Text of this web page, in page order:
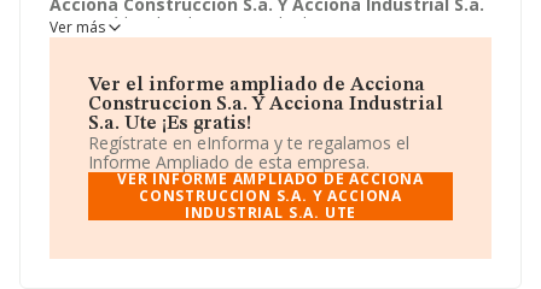
Uteestá localizada en Avenida de Europa, 18. Su
actividad CNAE se ubica dentro de 9499 - Otras
S.a. Y Acciona Industrial S.a. Utetiene un modelo de
sociedad Unión temporal de empresas. Obtenga más
información haciendo clic en el siguiente enlace:
http://www.acciona-infraestructuras.com.
Ver más
Ver el informe ampliado de Acciona
Construccion S.a. Y Acciona Industrial
S.a. Ute ¡Es gratis!
Regístrate en eInforma y te regalamos el
Informe Ampliado de esta empresa.
VER INFORME AMPLIADO DE ACCIONA
CONSTRUCCION S.A. Y ACCIONA
INDUSTRIAL S.A. UTE